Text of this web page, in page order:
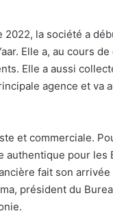
la société a
Elle a, au cours
Elle a aussi
agence et va
et commerciale.
authentique pour
fait son
président du